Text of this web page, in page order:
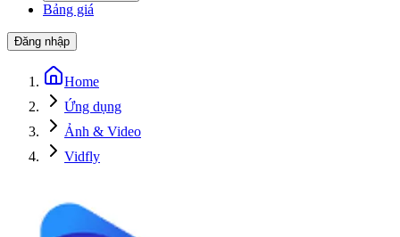
Bảng giá
Đăng nhập
Home
Ứng dụng
Ảnh & Video
Vidfly